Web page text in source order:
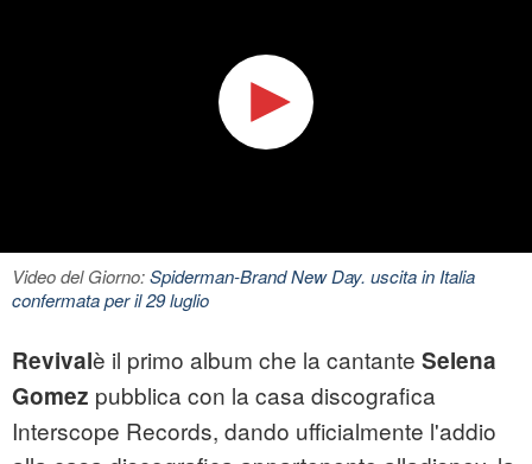
Video del Giorno:Spiderman-Brand New Day. uscita in Italia
confermata per il 29 luglio
Revivalè il primo album che la cantante Selena
Gomez pubblica con la casa discografica
Interscope Records, dando ufficialmente l'addio